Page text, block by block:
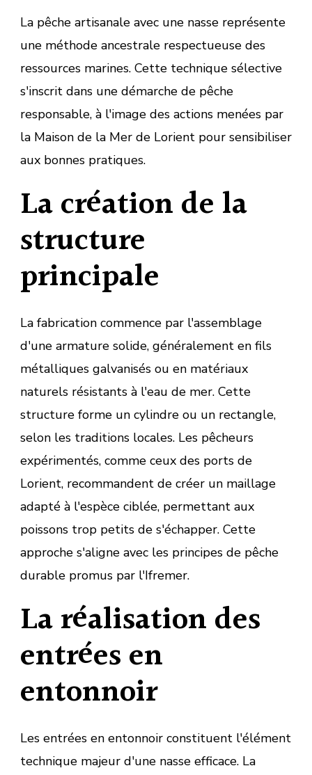
La pêche artisanale avec une nasse représente
une méthode ancestrale respectueuse des
ressources marines. Cette technique sélective
s'inscrit dans une démarche de pêche
responsable, à l'image des actions menées par
la Maison de la Mer de Lorient pour sensibiliser
aux bonnes pratiques.
La création de la
structure
principale
La fabrication commence par l'assemblage
d'une armature solide, généralement en fils
métalliques galvanisés ou en matériaux
naturels résistants à l'eau de mer. Cette
structure forme un cylindre ou un rectangle,
selon les traditions locales. Les pêcheurs
expérimentés, comme ceux des ports de
Lorient, recommandent de créer un maillage
adapté à l'espèce ciblée, permettant aux
poissons trop petits de s'échapper. Cette
approche s'aligne avec les principes de pêche
durable promus par l'Ifremer.
La réalisation des
entrées en
entonnoir
Les entrées en entonnoir constituent l'élément
technique majeur d'une nasse efficace. La